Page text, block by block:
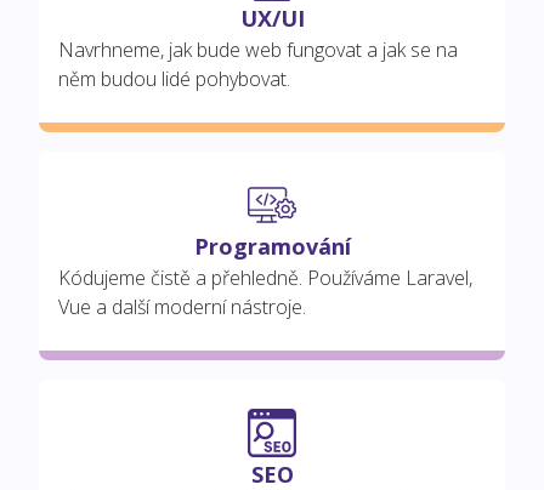
UX/UI
Navrhneme, jak bude web fungovat a jak se na
něm budou lidé pohybovat.
Programování
Kódujeme čistě a přehledně. Používáme Laravel,
Vue a další moderní nástroje.
SEO